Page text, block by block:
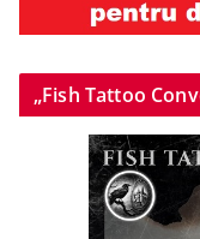
„Fish Tattoo